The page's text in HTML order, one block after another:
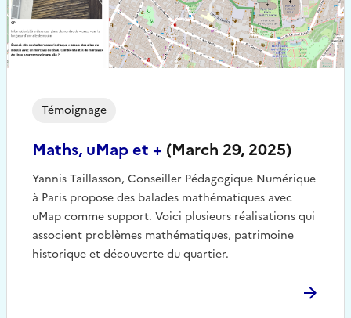
Maths, uMap et + (March 29, 2025)
Yannis Taillasson, Conseiller Pédagogique Numérique
à Paris propose des balades mathématiques avec
uMap comme support. Voici plusieurs réalisations qui
associent problèmes mathématiques, patrimoine
historique et découverte du quartier.
Témoignage